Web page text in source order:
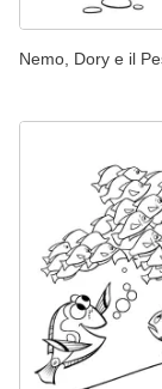
Nemo, Dory e il